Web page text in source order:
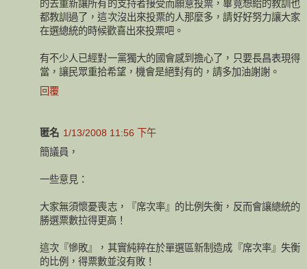
的去重新讓所有的支持者接受而願意投票，畢竟想給的教訓也
都教訓過了，這次沒出來投票的人那麼多，請好好努力讓大家
在選總統的時候歡喜出來投票吧。
有不少人已經對一黨獨大的國會感到擔心了，只要長昌表現得
當，讓民眾重拾希望，機會是絕對有的，請多加油謝謝。
回覆
匿名 1/13/2008 11:56 下午
簡議員，
一些意見：
大家無須懷憂喪志，『席次率』的比例失衡，反而會讓總統的
勝選票數拉得更高！
這次『慘敗』，其實純粹在於單選區新制造成『席次率』失衡
的比例，得票數並沒有敗！